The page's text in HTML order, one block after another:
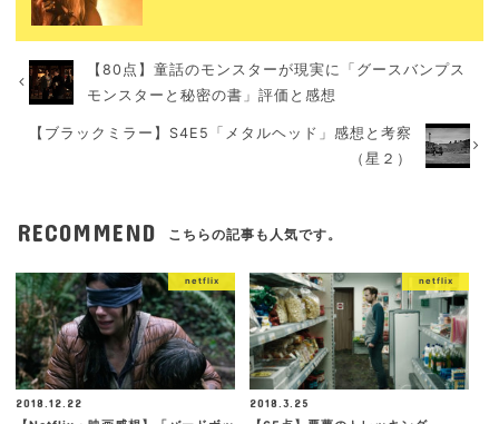
【80点】童話のモンスターが現実に「グースバンプス
モンスターと秘密の書」評価と感想
【ブラックミラー】S4E5「メタルヘッド」感想と考察
（星２）
RECOMMEND こちらの記事も人気です。
netflix
2018.12.22
netflix
2018.3.25